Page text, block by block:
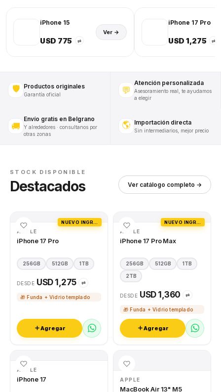
iPhone 15
USD 775 ⇄
Ver →
iPhone 17 Pro
USD 1,275 ⇄
🛡️ Productos originales
Garantía oficial 💬
Atención personalizada
Asesoramiento real, te ayudamos
a elegir
🚚
Envío gratis en Belgrano
Y alrededores · consultanos por
otras zonas
🌎 Importación directa
Sin intermediarios, mejor precio
STOCK DISPONIBLE
Destacados Ver catálogo completo →
APPLE
iPhone 17 Pro
256GB 512GB 1TB
DESDE USD 1,275 ⇄
🎁 Funda + Vidrio templado
Agregar
APPLE
iPhone 17 Pro Max
256GB 512GB 1TB
2TB
DESDE USD 1,360 ⇄
🎁 Funda + Vidrio templado
Agregar
APPLE
iPhone 17 APPLE
MacBook Air 13" M5